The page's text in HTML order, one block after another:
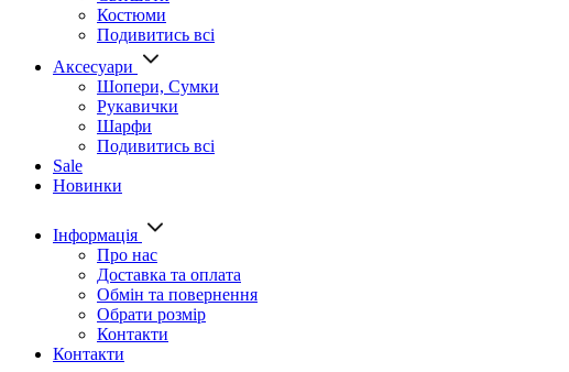
Костюми
Подивитись всі
Аксесуари
Шопери, Сумки
Рукавички
Шарфи
Подивитись всі
Sale
Новинки
Інформація
Про нас
Доставка та оплата
Обмін та повернення
Обрати розмір
Контакти
Контакти